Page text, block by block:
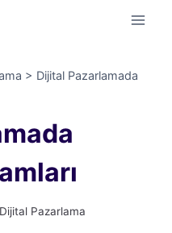
> Dijital Pazarlamada
Dijital Pazarlama